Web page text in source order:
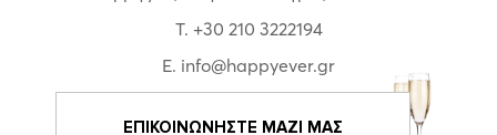
T. +30 210 3222194
E. info@happyever.gr
ΕΠΙΚΟΙΝΩΝΗΣΤΕ ΜΑΖΙ ΜΑΣ